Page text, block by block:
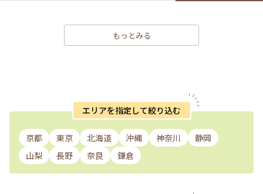
もっとみる
エリアを指定して絞り込む
京都 東京 北海道 沖縄 神奈川
静岡
山梨
長野 奈良 鎌倉